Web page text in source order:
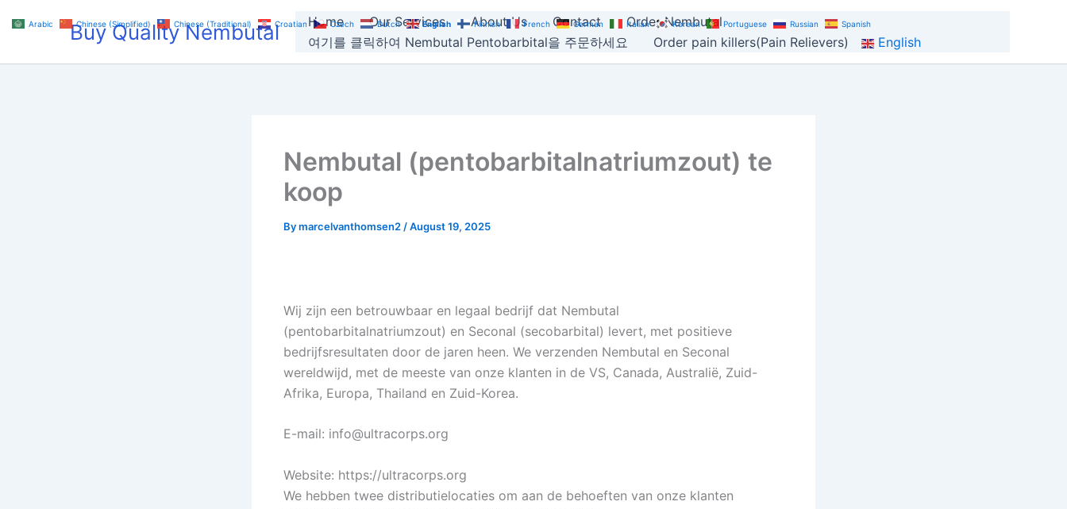
Buy Quality Nembutal Home Our Services About Us Contact
Order Nembutal
여기를 클릭하여 Nembutal Pentobarbital을 주문하세요
Order pain killers(Pain Relievers) English
Nembutal (pentobarbitalnatriumzout) te
koop
Bymarcelvanthomsen2 /August 19, 2025
Wij zijn een betrouwbaar en legaal bedrijf dat Nembutal
(pentobarbitalnatriumzout) en Seconal (secobarbital) levert, met positieve
bedrijfsresultaten door de jaren heen. We verzenden Nembutal en Seconal
wereldwijd, met de meeste van onze klanten in de VS, Canada, Australië, Zuid-
Afrika, Europa, Thailand en Zuid-Korea.
E-mail: info@ultracorps.org
Website: https://ultracorps.org
We hebben twee distributielocaties om aan de behoeften van onze klanten
Arabic Chinese (Simplified) Chinese (Traditional) Croatian Czech Dutch English Finnish French German Italian Korean Portuguese Russian Spanish